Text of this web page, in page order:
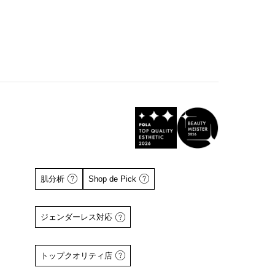
肌分析 Shop de Pick
ジェンダーレス対応
トップクオリティ店